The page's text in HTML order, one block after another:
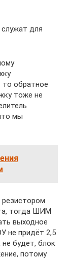
для
то обратное
тоже не
мы
тогда ШИМ
выходное
не придёт 2,5
не будет, блок
потому